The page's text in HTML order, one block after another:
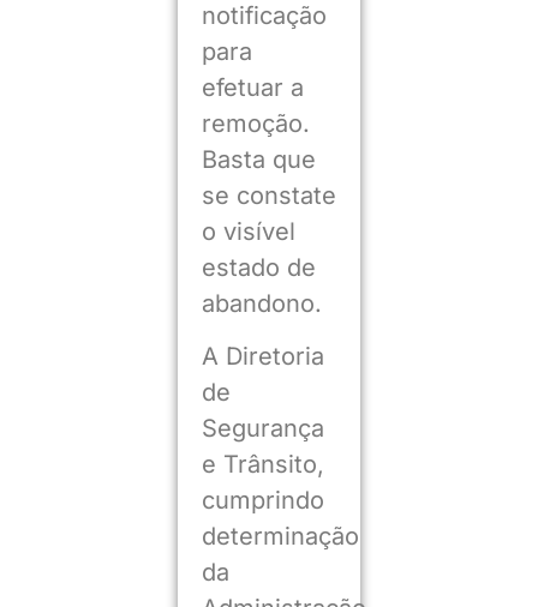
notificação
para
efetuar a
remoção.
Basta que
se constate
o visível
estado de
abandono.
A Diretoria
de
Segurança
e Trânsito,
cumprindo
determinação
da